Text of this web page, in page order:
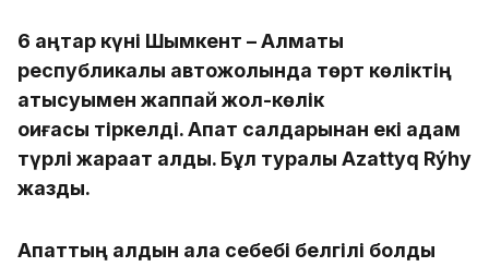
6 қаңтар күні Шымкент – Алматы
республикалық автожолында төрт көліктің
қатысуымен жаппай жол-көлік
оқиғасы тіркелді. Апат салдарынан екі адам
түрлі жарақат алды. Бұл туралы Azattyq Rýhy
жазды.
Апаттың алдын ала себебі белгілі болды